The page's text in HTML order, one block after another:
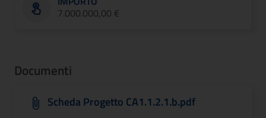
7.000.000,00 €
Documenti
Scheda Progetto CA1.1.2.1.b.pdf